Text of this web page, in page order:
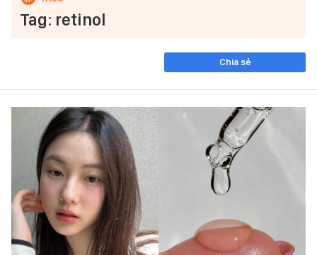
Tag: retinol
Chia sẻ